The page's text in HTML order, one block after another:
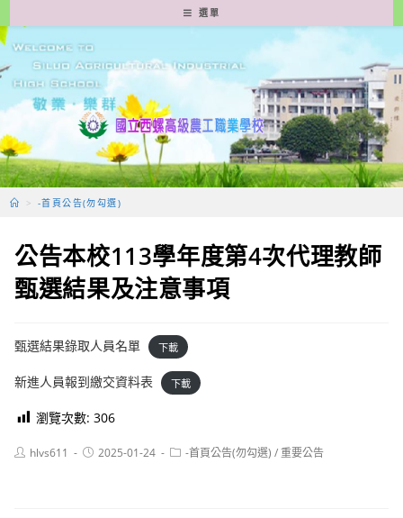
轉
至
要
容
選單
> -首頁公告(勿勾選)
公告本校113學年度第4次代理教師
甄選結果及注意事項
甄選結果錄取人員名單 下載
新進人員報到繳交資料表 下載
瀏覽次數: 306
Posthlvs611
Post2025-01-24
Post-首頁公告(勿勾選) /重要公告